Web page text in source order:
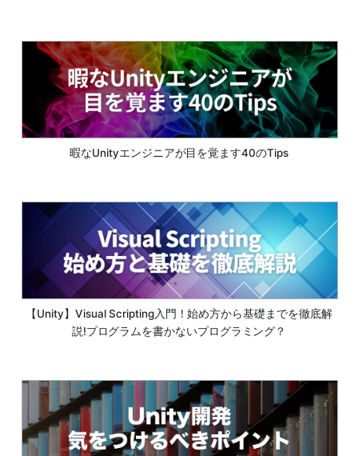
暇なUnityエンジニアが目を覚ます40のTips
【Unity】Visual Scripting入門！始め方から基礎までを徹底解
説!プログラムを書かないプログラミング？